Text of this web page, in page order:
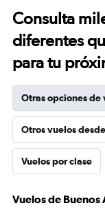
Consulta
diferentes
para tu
Otras opciones de
Otros vuelos
Vuelos por clase
Vuelos de Buenos